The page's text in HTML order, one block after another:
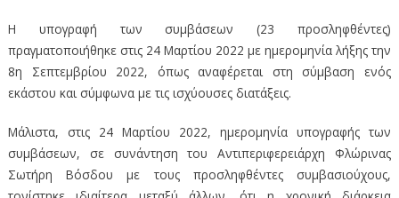
Η υπογραφή των συμβάσεων (23 προσληφθέντες)
πραγματοποιήθηκε στις 24 Μαρτίου 2022 με ημερομηνία λήξης την
8η Σεπτεμβρίου 2022, όπως αναφέρεται στη σύμβαση ενός
εκάστου και σύμφωνα με τις ισχύουσες διατάξεις.
Μάλιστα, στις 24 Μαρτίου 2022, ημερομηνία υπογραφής των
συμβάσεων, σε συνάντηση του Αντιπεριφερειάρχη Φλώρινας
Σωτήρη Βόσδου με τους προσληφθέντες συμβασιούχους,